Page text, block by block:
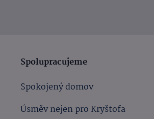
Spolupracujeme
Spokojený domov
Úsměv nejen pro Kryštofa